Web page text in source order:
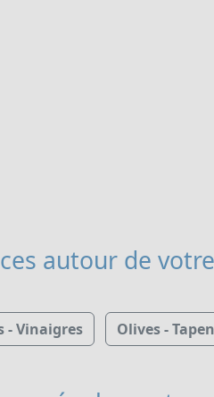
autour de
- Vinaigres Olives -